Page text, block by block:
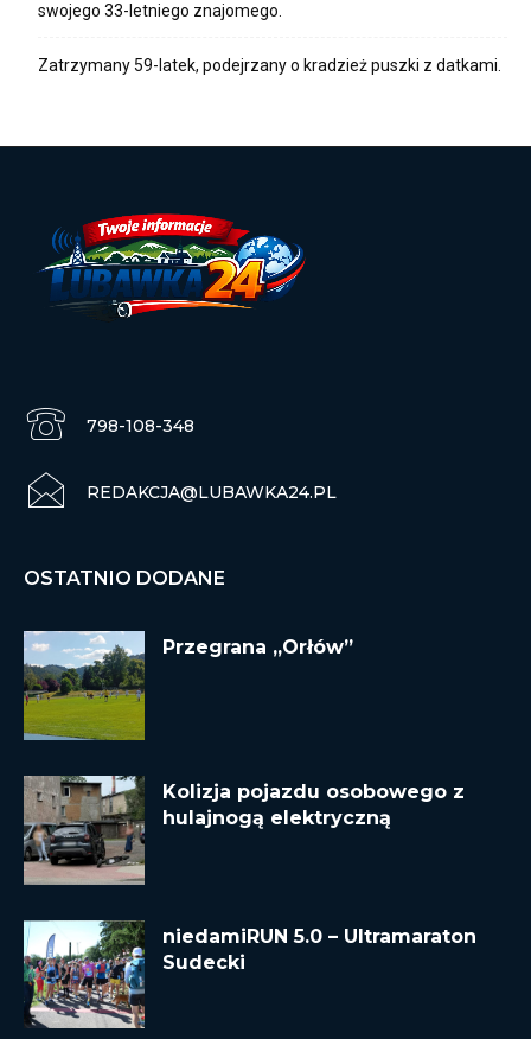
swojego 33-letniego znajomego.
Zatrzymany 59-latek, podejrzany o kradzież puszki z datkami.
798-108-348
REDAKCJA@LUBAWKA24.PL
OSTATNIO DODANE
Przegrana „Orłów”
Kolizja pojazdu osobowego z
hulajnogą elektryczną
niedamiRUN 5.0 – Ultramaraton
Sudecki